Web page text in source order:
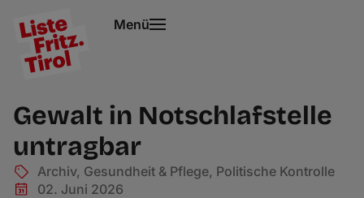
Menü
Gewalt in Notschlafstelle
untragbar
Archiv, Gesundheit & Pflege, Politische Kontrolle
02. Juni 2026